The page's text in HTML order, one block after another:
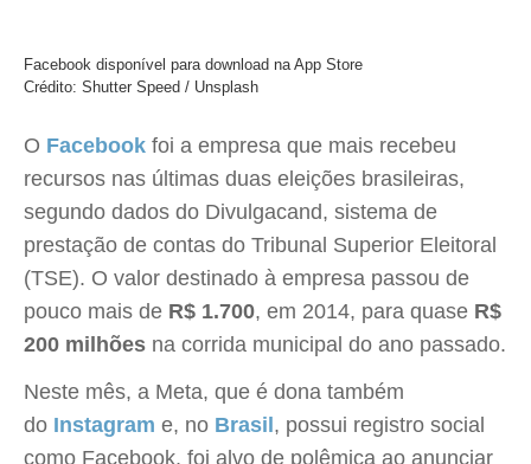
Facebook disponível para download na App Store
Crédito: Shutter Speed / Unsplash
O Facebook foi a empresa que mais recebeu
recursos nas últimas duas eleições brasileiras,
segundo dados do Divulgacand, sistema de
prestação de contas do Tribunal Superior Eleitoral
(TSE). O valor destinado à empresa passou de
pouco mais de R$ 1.700, em 2014, para quase R$
200 milhões na corrida municipal do ano passado.
Neste mês, a Meta, que é dona também
do Instagram e, no Brasil , possui registro social
como Facebook, foi alvo de polêmica ao anunciar